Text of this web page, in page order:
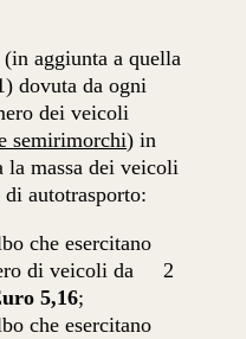
(in aggiunta a quella
dovuta da ogni
dei veicoli
semirimorchi) in
la massa dei veicoli
autotrasporto:
che esercitano
di veicoli da 2
5,16;
che esercitano